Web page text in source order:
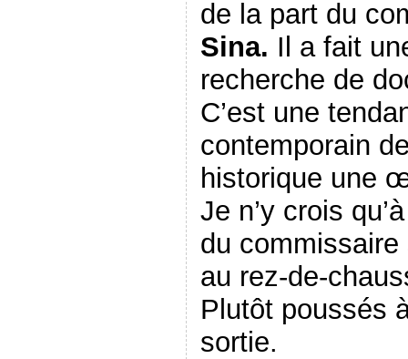
de la part du
Sina. Il a fait
recherche de
C’est une
contemporain
historique une
Je n’y crois
du
au rez-de-
Plutôt poussés
sortie.